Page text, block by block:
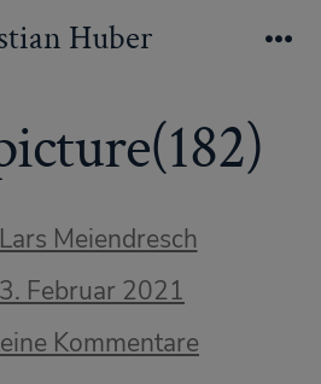
Huber
Lars Meiendresch
3. Februar 2021
Kommentare